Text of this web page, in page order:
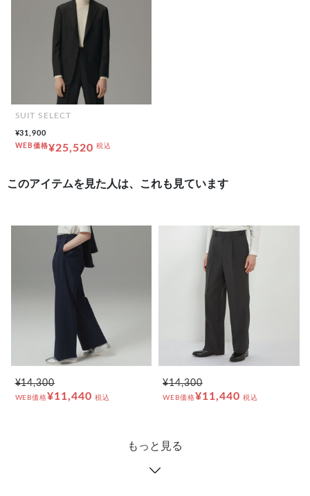
SUIT SELECT
¥31,900
WEB価格¥25,520 税込
このアイテムを見た人は、これも見ています
¥14,300
WEB価格¥11,440 税込
¥14,300
WEB価格¥11,440 税込
もっと見る